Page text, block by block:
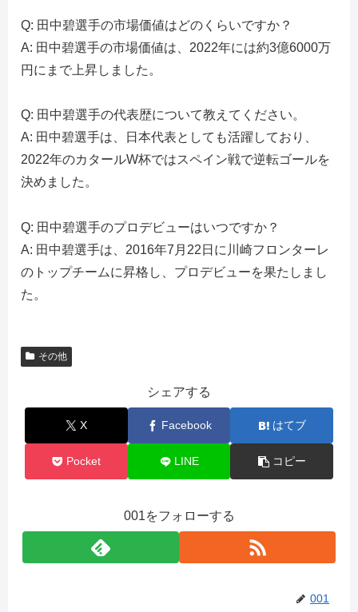
Q: 田中碧選手の市場価値はどのくらいですか？
A: 田中碧選手の市場価値は、2022年には約3億6000万
円にまで上昇しました。
Q: 田中碧選手の代表歴について教えてください。
A: 田中碧選手は、日本代表としても活躍しており、
2022年のカタールW杯ではスペイン戦で逆転ゴールを
決めました。
Q: 田中碧選手のプロデビューはいつですか？
A: 田中碧選手は、2016年7月22日に川崎フロンターレ
のトップチームに昇格し、プロデビューを果たしまし
た。
その他
シェアする
X Facebook はてブ
Pocket LINE コピー
001をフォローする
001